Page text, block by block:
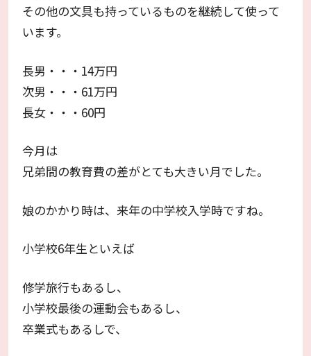
その他の文具も持っているものを継続して使って
います。
長男・・・14万円
次男・・・61万円
長女・・・60円
今月は
兄弟間の教育費の差がとても大きい月でした。
娘のかかり時は、来年の中学校入学時ですね。
小学校6年生といえば
修学旅行もあるし、
小学校最後の運動会もあるし、
卒業式もあるしで、